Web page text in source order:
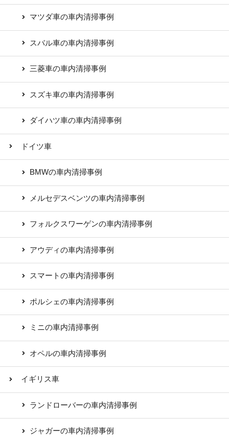
マツダ車の車内清掃事例
スバル車の車内清掃事例
三菱車の車内清掃事例
スズキ車の車内清掃事例
ダイハツ車の車内清掃事例
ドイツ車
BMWの車内清掃事例
メルセデスベンツの車内清掃事例
フォルクスワーゲンの車内清掃事例
アウディの車内清掃事例
スマートの車内清掃事例
ポルシェの車内清掃事例
ミニの車内清掃事例
オペルの車内清掃事例
イギリス車
ランドローバーの車内清掃事例
ジャガーの車内清掃事例